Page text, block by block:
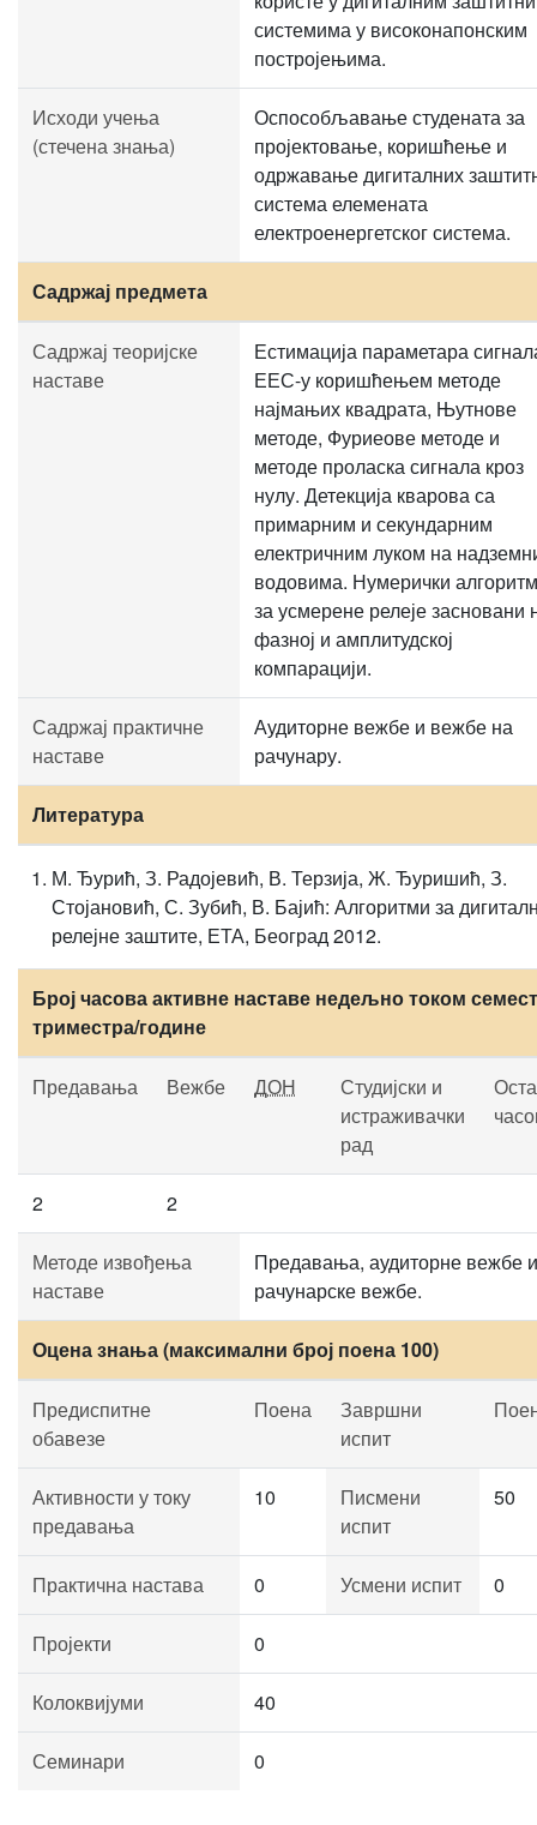
системима у високонапонским
постројењима.
Исходи учења
(стечена знања)
Оспособљавање студената за
пројектовање, коришћење и
одржавање дигиталних
система елемената
електроенергетског система.
Садржај предмета
Садржај теоријске
наставе
Естимација параметара
ЕЕС-у коришћењем методе
најмањих квадрата, Њутнове
методе, Фуриеове методе и
методе проласка сигнала кроз
нулу. Детекција кварова са
примарним и секундарним
електричним луком на
водовима. Нумерички
за усмерене релеје засновани
фазној и амплитудској
компарацији.
Садржај практичне
наставе
Аудиторне вежбе и вежбе на
рачунару.
Литература
М. Ђурић, З. Радојевић, В. Терзија, Ж. Ђуришић, З.
Стојановић, С. Зубић, В. Бајић: Алгоритми за
релејне заштите, ЕТА, Београд 2012.
Број часова активне наставе недељно током
триместра/године
Предавања Вежбе ДОН
Студијски и
истраживачки
рад
2 2
Методе извођења
наставе
Предавања, аудиторне вежбе и
рачунарске вежбе.
Оцена знања (максимални број поена 100)
Предиспитне
обавезе
Поена
Завршни
испит
Активности у току
предавања
10
Писмени
испит
50
Практична настава 0 Усмени испит 0
Пројекти 0
Колоквијуми 40
Семинари 0